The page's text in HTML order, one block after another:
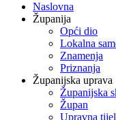
Naslovna
Županija
Opći dio
Lokalna
Znamenja
Priznanja
Županijska uprava
Županijska
Župan
Upravna